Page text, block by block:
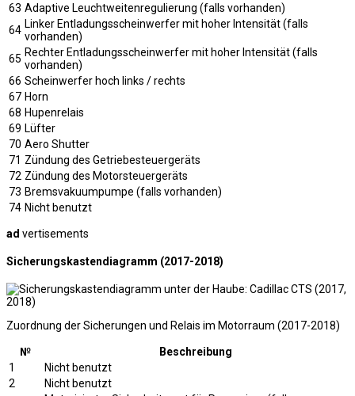
63 Adaptive Leuchtweitenregulierung (falls vorhanden)
64 Linker Entladungsscheinwerfer mit hoher Intensität (falls
vorhanden)
65 Rechter Entladungsscheinwerfer mit hoher Intensität (falls
vorhanden)
66 Scheinwerfer hoch links / rechts
67 Horn
68 Hupenrelais
69 Lüfter
70 Aero Shutter
71 Zündung des Getriebesteuergeräts
72 Zündung des Motorsteuergeräts
73 Bremsvakuumpumpe (falls vorhanden)
74 Nicht benutzt
ad vertisements
Sicherungskastendiagramm (2017-2018)
Zuordnung der Sicherungen und Relais im Motorraum (2017-2018)
№
Beschreibung
1
Nicht benutzt
2
Nicht benutzt